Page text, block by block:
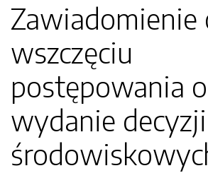
Zawiadomienie
wszczęciu
postępowania o
wydanie